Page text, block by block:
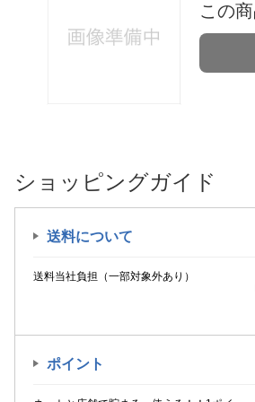
この
ショッピングガイド
送料について
送料当社負担（一部対象外あり）
ポイント